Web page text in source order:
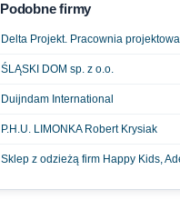
Podobne firmy
Delta Projekt. Pracownia projektowa
ŚLĄSKI DOM sp. z o.o.
Duijndam International
P.H.U. LIMONKA Robert Krysiak
Sklep z odzieżą firm Happy Kids,